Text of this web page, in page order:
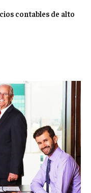
contables de alto